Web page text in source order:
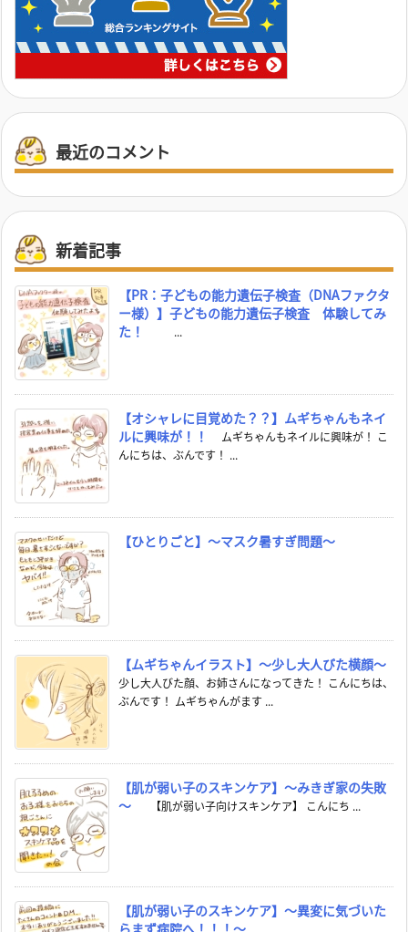
最近のコメント
新着記事
【PR：子どもの能力遺伝子検査（DNAファクタ
ー様）】子どもの能力遺伝子検査 体験してみ
た！
...
【オシャレに目覚めた？？】ムギちゃんもネイ
ルに興味が！！
ムギちゃんもネイルに興味が！ こ
んにちは、ぶんです！ ...
【ひとりごと】～マスク暑すぎ問題～
【ムギちゃんイラスト】～少し大人びた横顔～
少し大人びた顔、お姉さんになってきた！ こんにちは、
ぶんです！ ムギちゃんがます ...
【肌が弱い子のスキンケア】～みきぎ家の失敗
～
【肌が弱い子向けスキンケア】 こんにち ...
【肌が弱い子のスキンケア】～異変に気づいた
らまず病院へ！！！～